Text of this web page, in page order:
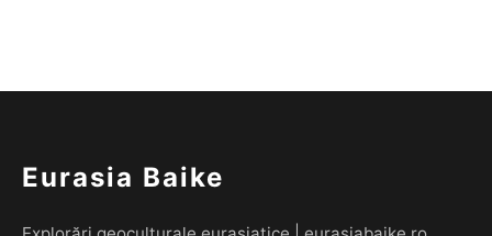
Eurasia Baike